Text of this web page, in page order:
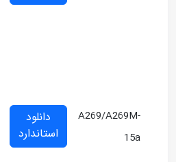
A269/A269M-
15a
دانلود
استاندارد